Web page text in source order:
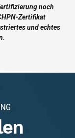
noch
Zertifikat
und echtes